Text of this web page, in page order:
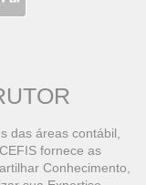
das áreas contábil,
fornece as
Conhecimento,